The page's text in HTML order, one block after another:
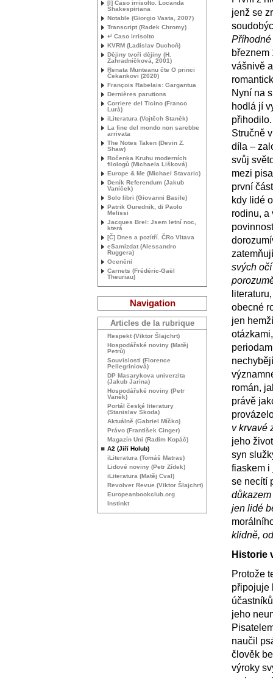
jenž se
březnem
vášnivě
Nyní na
hodlá jí
Stručně
díla –
svůj
mezi
první
kdy lidé
rodinu, a
svých
obecné
jen
román,
právě
v krvavé
jeho
syn
fiaskem i
se necítí
jen lidé
klidně,
Historie
Protože
připojuje
jeho
naučil
člověk
výroky
[I] Caso irrisolto. Locanda
Shakespiriana
Notable (Giorgio Vasta, 2007)
Transcript (Radek Chromy)
↵ Caso irrisolto
KVRM (Ladislav Duchoň)
Dějiny tvoří dějiny (H.
Zahradníčková, 2001)
Renata Munteanu čte O princi
Čekankovi (2020)
François Rabelais: Gargantua
Dernières parutions
Corriere del Ticino (Franco
Lurà)
iLiteratura (Vojtěch Staněk)
La fine del mondo non sarebbe
arrivata
The Notes Taken (Devin Z.
Shaw)
Ročenka Kruhu moderních
filologů (Michaela Lišková)
Europe & Me (Michael Stavaric)
Deník Referendum (Jakub
Vaníček)
Solo libri (Giovanni Basile)
Patrik Ourednik, di Paolo
Melissi
Jacques Brel: Jsem letní noc,
která
[Č] Dnes a pozítří. ČRo Vltava
eSamizdat (Alessandro
Ruggera)
Ocenění
Carnets (Frédéric-Gaël
Theuriau)
Navigation
Articles de la rubrique
Respekt (Viktor Šlajchrt)
Hospodářské noviny (Matěj
Petrů)
Souvislosti (Florence
Pellegriniová)
DP Masarykova univerzita
(Jakub Jarina)
Hospodářské noviny (Petr
Vaněk)
Portál české literatury
(Stanislav Škoda)
Aktuálně (Gabriel Míčko)
Právo (František Cinger)
Magazín Uni (Radim Kopáč)
A2 (Jiří Holub)
iLiteratura (Tomáš Matras)
Lidové noviny (Petr Zídek)
iLiteratura (Matěj Cval)
Revolver Revue (Viktor Šlajchrt)
Europeanbookclub.org
Instinkt